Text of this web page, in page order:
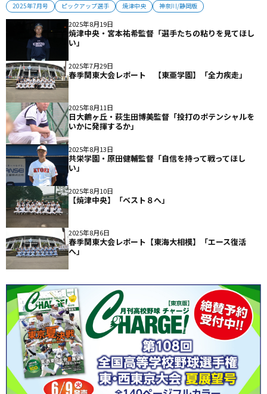
2025年7月号 ピックアップ選手 焼津中央 神奈川/静岡版
2025年8月19日
焼津中央・宮本祐希監督「選手たちの粘りを見てほし
い」
2025年7月29日
春季関東大会レポート 【東亜学園】「全力疾走」
2025年8月11日
日大鶴ヶ丘・萩生田博美監督「投打のポテンシャルを
いかに発揮するか」
2025年8月13日
共栄学園・原田健輔監督「自信を持って戦ってほし
い」
2025年8月10日
【焼津中央】「ベスト８へ」
2025年8月6日
春季関東大会レポート【東海大相模】「エース復活
へ」